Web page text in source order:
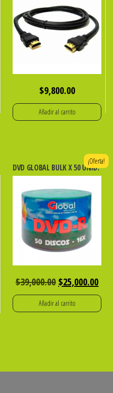
$9,800.00
Añadir al carrito
DVD GLOBAL BULK X 50 UNID.
¡Oferta!
$39,000.00 El
precio
original
$25,000.00El
Añadir al carrito